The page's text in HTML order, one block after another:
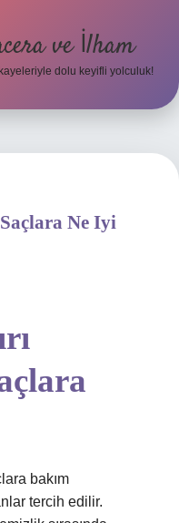
ve İlham
dolu keyifli yolculuk!
Ne Iyi
bakım
tercih edilir.